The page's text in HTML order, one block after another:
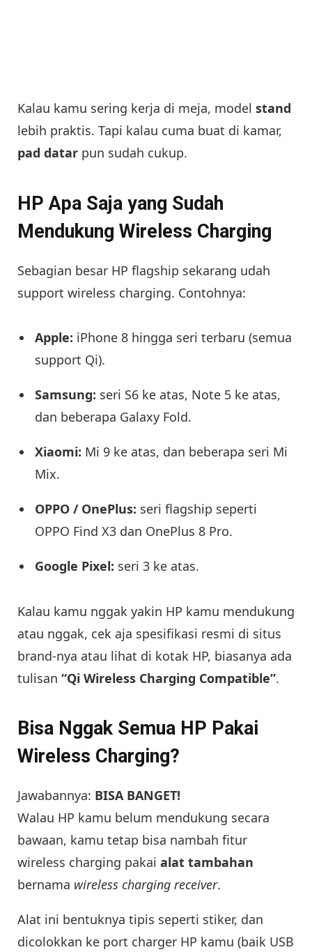
Kalau kamu sering kerja di meja, model stand
lebih praktis. Tapi kalau cuma buat di kamar,
pad datar pun sudah cukup.
HP Apa Saja yang Sudah
Mendukung Wireless Charging
Sebagian besar HP flagship sekarang udah
support wireless charging. Contohnya:
Apple: iPhone 8 hingga seri terbaru (semua
support Qi).
Samsung: seri S6 ke atas, Note 5 ke atas,
dan beberapa Galaxy Fold.
Xiaomi: Mi 9 ke atas, dan beberapa seri Mi
Mix.
OPPO / OnePlus: seri flagship seperti
OPPO Find X3 dan OnePlus 8 Pro.
Google Pixel: seri 3 ke atas.
Kalau kamu nggak yakin HP kamu mendukung
atau nggak, cek aja spesifikasi resmi di situs
brand-nya atau lihat di kotak HP, biasanya ada
tulisan “Qi Wireless Charging Compatible”.
Bisa Nggak Semua HP Pakai
Wireless Charging?
Jawabannya: BISA BANGET!
Walau HP kamu belum mendukung secara
bawaan, kamu tetap bisa nambah fitur
wireless charging pakai alat tambahan
bernama wireless charging receiver.
Alat ini bentuknya tipis seperti stiker, dan
dicolokkan ke port charger HP kamu (baik USB